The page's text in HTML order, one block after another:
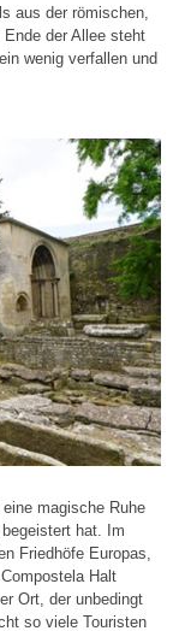
aus der römischen,
der Allee steht
wenig verfallen und
magische Ruhe
hat. Im
Friedhöfe Europas,
Halt
Ort, der unbedingt
so viele Touristen